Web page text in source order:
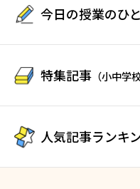
今日の授業のひ
特集記事 （小中学校
人気記事ランキ